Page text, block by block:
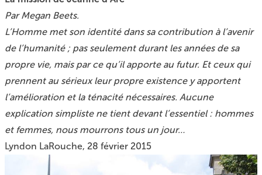
Par Megan Beets.
L’Homme met son identité dans sa contribution à l’avenir
de l’humanité ; pas seulement durant les années de sa
propre vie, mais par ce qu’il apporte au futur. Et ceux qui
prennent au sérieux leur propre existence y apportent
l’amélioration et la ténacité nécessaires. Aucune
explication simpliste ne tient devant l’essentiel : hommes
et femmes, nous mourrons tous un jour…
Lyndon LaRouche, 28 février 2015